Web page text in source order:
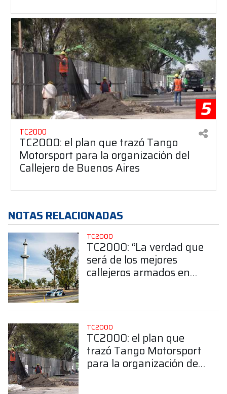
5
TC2000
TC2000: el plan que trazó Tango
Motorsport para la organización del
Callejero de Buenos Aires
NOTAS RELACIONADAS
TC2000
TC2000: “La verdad que
será de los mejores
callejeros armados en
TC2000
TC2000: el plan que
trazó Tango Motorsport
para la organización del